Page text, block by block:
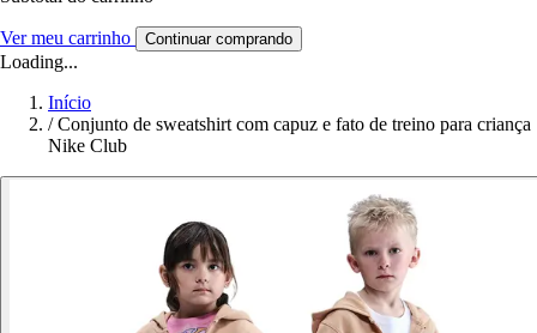
Ver meu carrinho Continuar comprando
Loading...
Início
/ Conjunto de sweatshirt com capuz e fato de treino para criança
Nike Club